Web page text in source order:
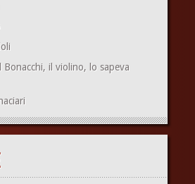
Bonacchi, il violino, lo sapeva